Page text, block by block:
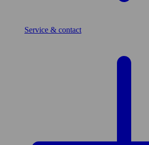
Service & contact